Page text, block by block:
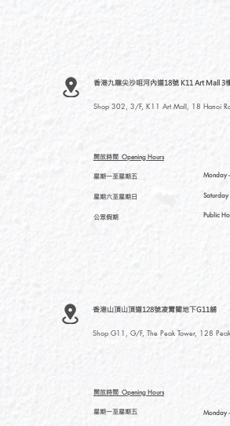
香港九龍尖沙咀河內道18號 K11 Art Mall 3
Shop 302, 3/F, K11 Art Mall, 18 Hanoi
開放時間 Opening Hours
星期一至星期五
星期六至星期日
公眾假期
Monday
Saturday
Public
香港山頂山頂道128號凌霄閣地下G11舖
Shop G11, G/F, The Peak Tower, 128
開放時間 Opening Hours
星期一至星期五 Monday